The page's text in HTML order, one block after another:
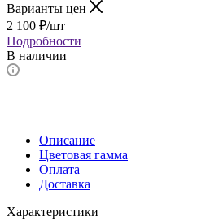
Варианты цен
2 100 ₽/шт
Подробности
В наличии
Описание
Цветовая гамма
Оплата
Доставка
Характеристики